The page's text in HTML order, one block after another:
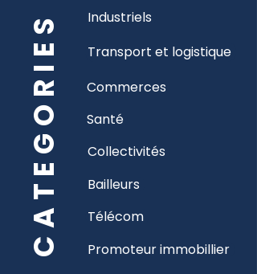
Industriels
Transport et logistique
Commerces
Santé
Collectivités
CATEGORIES
Bailleurs
Télécom
Promoteur immobillier